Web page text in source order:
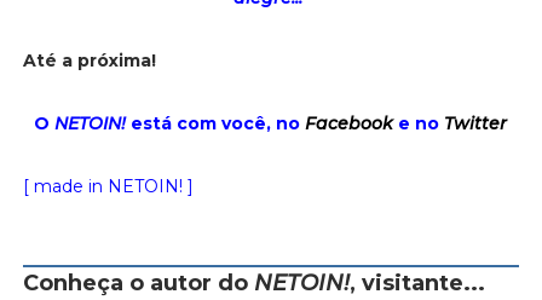
Até a próxima!
ONETOIN!está com você, noFacebooke no Twitter
[ made in NETOIN! ]
Conheça o autor do NETOIN!, visitante...